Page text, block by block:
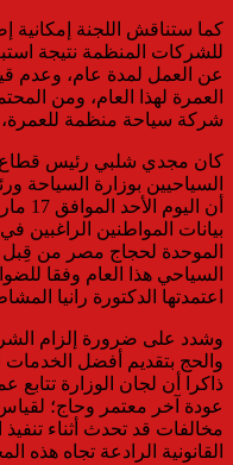
كما ستناقش اللجنة إمكانية
للشركات المنظمة نتيجة
عن العمل لمدة عام، وعدم
شركة سياحة منظمة
كان مجدي شلبي رئيس قطاع
السياحيين بوزارة السياحة
أن
بيانات المواطنين الراغبين
الموحدة لحجاج مصر من قِبل
السياحي هذا العام وفقا
اعتمدتها الدكتورة رانيا المشاط
وشدد على ضرورة إلزام
والحج بتقديم أفضل الخدمات
ذاكرا أن لجان الوزارة
عودة آخر معتمر وحاج؛
مخالفات قد تحدث أثناء
القانونية الرادعة تجاه هذه